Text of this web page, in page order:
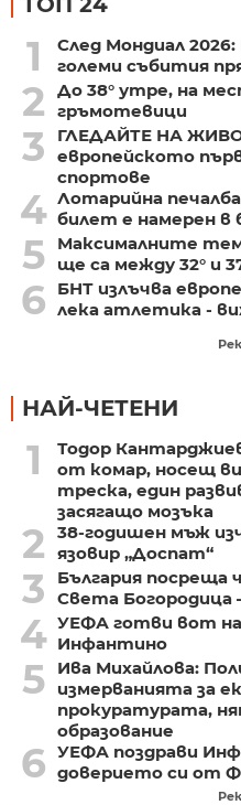
1
След Мондиал
големи събития
2
До 38° утре, на
гръмотевици
3
ГЛЕДАЙТЕ НА
европейското
спортове
4 Лотарийна
билет е намерен в
5
Максималните
ще са между 32° и
6
БНТ излъчва
лека атлетика -
НАЙ-ЧЕТЕНИ
1
Тодор
от комар, носещ
треска, един
засягащо мозъка
2
38-годишен мъж
язовир „Доспат“
3
България посреща
Света Богородица
4 УЕФА готви вот
Инфантино
5
Ива Михайлова:
измерванията за
прокуратурата,
образование
6 УЕФА поздрави
доверието си от